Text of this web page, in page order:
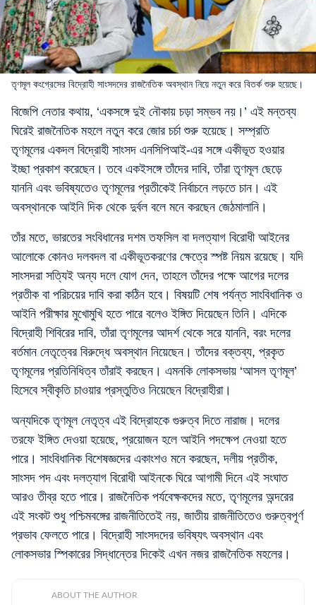
তৃণমূল কংগ্রেসের বিদ্রোহী সাংসদদের রাজনৈতিক অবস্থান নিয়ে নতুন করে বিতর্ক শুরু হয়েছে।
বিজেপি নেতার কথায়, ‘একসঙ্গে দুই নৌকায় চড়া সম্ভব নয়।’ এই মন্তব্য
ঘিরেই রাজনৈতিক মহলে নতুন করে জোর চর্চা শুরু হয়েছে। সম্প্রতি
তৃণমূলের একদল বিদ্রোহী সাংসদ এনসিপিআই-এর সঙ্গে একীভূত হওয়ার
ইচ্ছা প্রকাশ করেছেন। তবে একইসঙ্গে তাঁদের দাবি, তাঁরা তৃণমূল ছেড়ে
যাননি এবং ভবিষ্যতেও তৃণমূলের প্রতীকেই নির্বাচনে লড়তে চান। এই
অবস্থানকে আইনি দিক থেকে দুর্বল বলে মনে করছেন জেঠমালানি।
তাঁর মতে, ভারতের সংবিধানের দশম তফসিল বা দলত্যাগ বিরোধী আইনের
আলোকে কোনও দলবদল বা একীভূতকরণের ক্ষেত্রে স্পষ্ট নিয়ম রয়েছে। যদি
সাংসদরা সত্যিই অন্য দলে যোগ দেন, তাহলে তাঁদের পক্ষে আগের দলের
প্রতীক বা পরিচয়ের দাবি করা কঠিন হবে। বিষয়টি শেষ পর্যন্ত সাংবিধানিক ও
আইনি পরীক্ষার মুখোমুখি হতে পারে বলেও ইঙ্গিত দিয়েছেন তিনি। এদিকে
বিদ্রোহী শিবিরের দাবি, তাঁরা তৃণমূলের আদর্শ থেকে সরে যাননি, বরং দলের
বর্তমান নেতৃত্বের বিরুদ্ধে অবস্থান নিয়েছেন। তাঁদের বক্তব্য, প্রকৃত
তৃণমূলের প্রতিনিধিত্ব তাঁরাই করছেন। এমনকি লোকসভায় ‘আসল তৃণমূল’
হিসেবে স্বীকৃতি চাওয়ার প্রস্তুতিও নিয়েছেন বিদ্রোহীরা।
অন্যদিকে তৃণমূল নেতৃত্ব এই বিদ্রোহকে গুরুত্ব দিতে নারাজ। দলের
তরফে ইঙ্গিত দেওয়া হয়েছে, প্রয়োজন হলে আইনি পদক্ষেপ নেওয়া হতে
পারে। সাংবিধানিক বিশেষজ্ঞদের একাংশও মনে করছেন, দলীয় প্রতীক,
সাংসদ পদ এবং দলত্যাগ বিরোধী আইনকে ঘিরে আগামী দিনে এই সংঘাত
আরও তীব্র হতে পারে। রাজনৈতিক পর্যবেক্ষকদের মতে, তৃণমূলের অন্দরের
এই সংকট শুধু পশ্চিমবঙ্গের রাজনীতিতেই নয়, জাতীয় রাজনীতিতেও গুরুত্বপূর্ণ
প্রভাব ফেলতে পারে। বিদ্রোহী সাংসদদের ভবিষ্যৎ অবস্থান এবং
লোকসভার স্পিকারের সিদ্ধান্তের দিকেই এখন নজর রাজনৈতিক মহলের।
ABOUT THE AUTHOR